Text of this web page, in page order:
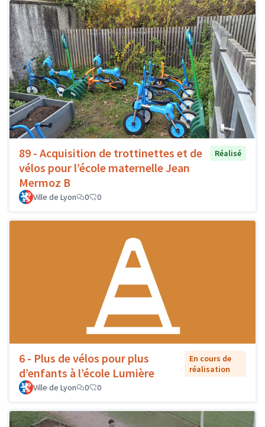
89 - Acquisition de trottinettes et de
vélos pour l’école maternelle Jean
Mermoz B
Réalisé
Ville de Lyon 0 0
6 - Plus de vélos pour plus
d’enfants à l’école Lumière
En cours de
réalisation
Ville de Lyon
0 0